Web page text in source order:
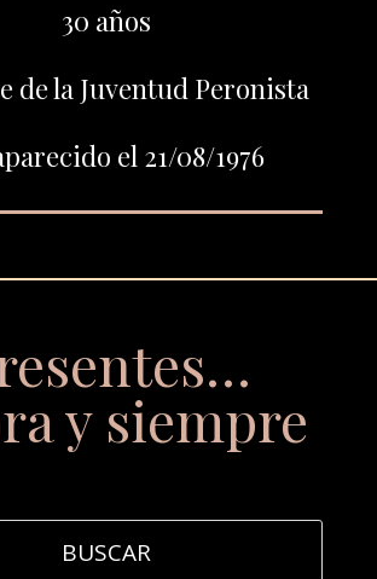
30 años
de la Juventud Peronista
el 21/08/1976
y siempre